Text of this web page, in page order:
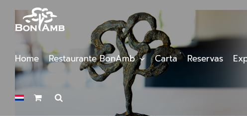
contenido
Home Restaurante BonAmb Carta Reservas